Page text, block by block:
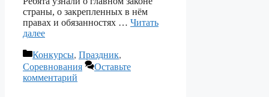
страны, о закрепленных в нём
правах и обязанностях … Читать
далее
Рубрики
Конкурсы, Праздник,
Соревнования
Оставьте
комментарий